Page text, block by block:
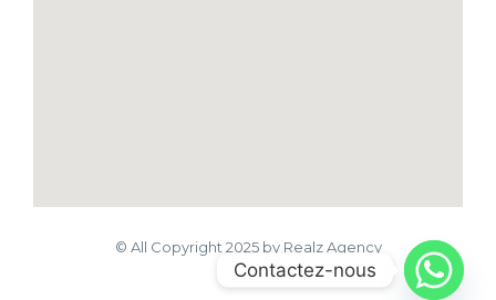
© All Copyright 2025 by Realz Agency
Contactez-nous